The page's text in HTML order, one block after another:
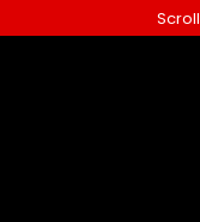
ke